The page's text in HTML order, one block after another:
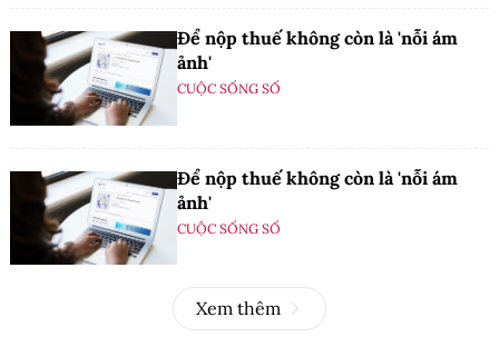
Để nộp thuế không còn là 'nỗi ám
ảnh'
CUỘC SỐNG SỐ
Để nộp thuế không còn là 'nỗi ám
ảnh'
CUỘC SỐNG SỐ
Xem thêm